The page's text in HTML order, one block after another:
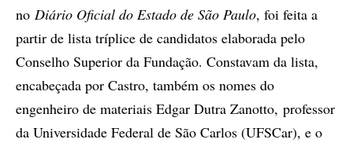
no Diário Oficial do Estado de São Paulo, foi feita a
partir de lista tríplice de candidatos elaborada pelo
Conselho Superior da Fundação. Constavam da lista,
encabeçada por Castro, também os nomes do
engenheiro de materiais Edgar Dutra Zanotto, professor
da Universidade Federal de São Carlos (UFSCar), e o